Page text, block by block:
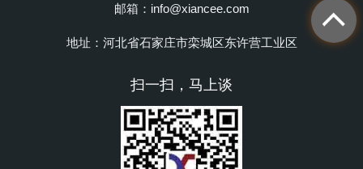
邮箱：info@xiancee.com
地址：河北省石家庄市栾城区东许营工业区
扫一扫，马上谈